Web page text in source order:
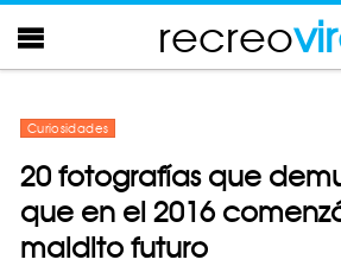
recreo
Curiosidades
20 fotografías que
que en el 2016
maldito futuro